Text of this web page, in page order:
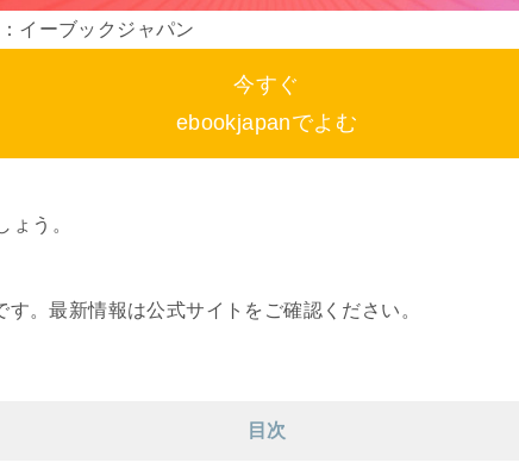
イーブックジャパン
今すぐ
ebookjapanでよむ
ょう。
。最新情報は公式サイトをご確認ください。
目次